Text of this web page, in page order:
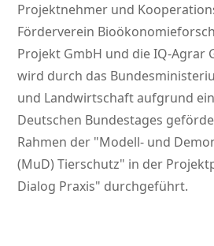
Projektnehmer und
Förderverein
Projekt GmbH und die IQ-Agrar
wird durch das
und Landwirtschaft aufgrund
Deutschen Bundestages
Rahmen der Modell- und
(MuD) Tierschutz in der
Dialog Praxis durchgeführt.